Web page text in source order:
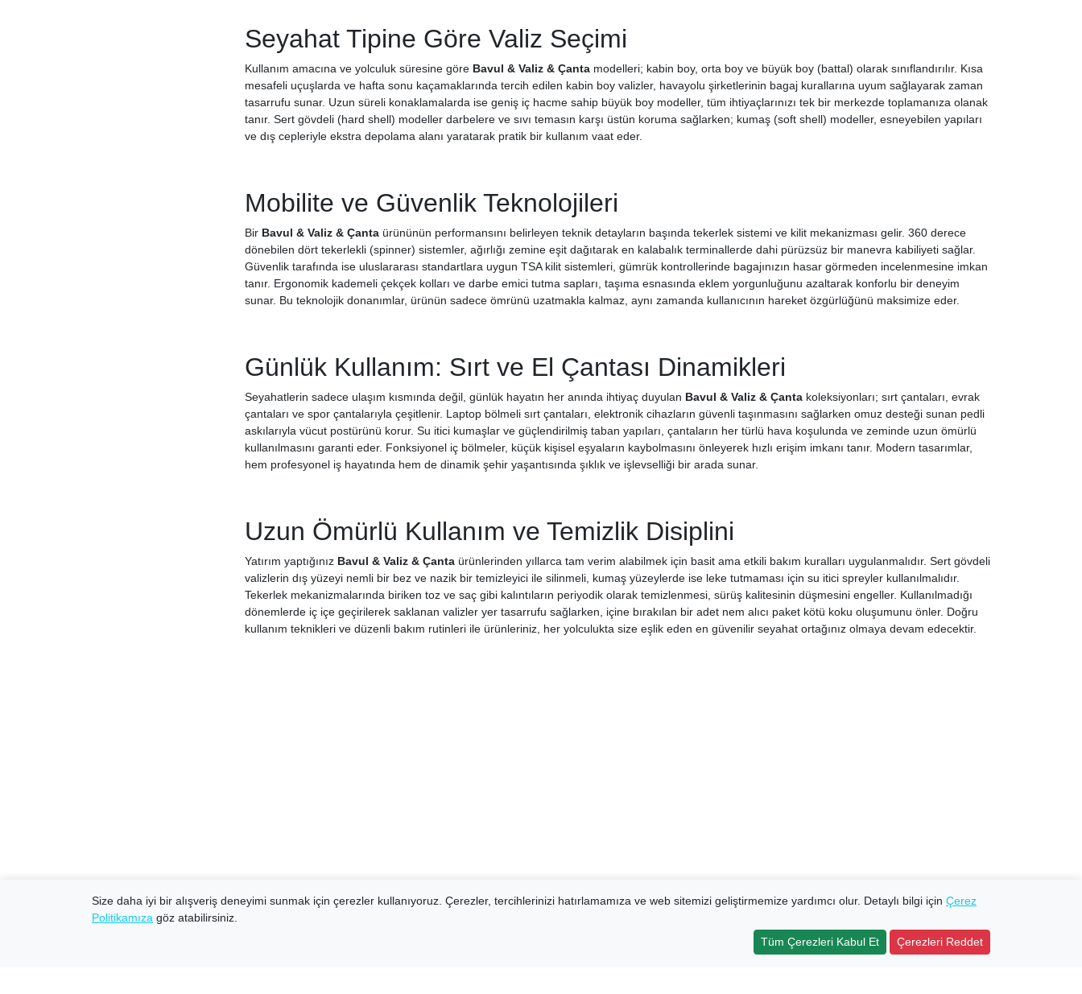
Seyahat Tipine Göre Valiz Seçimi
Kullanım amacına ve yolculuk süresine göre Bavul & Valiz & Çanta modelleri; kabin boy, orta boy ve büyük boy (battal) olarak sınıflandırılır. Kısa
mesafeli uçuşlarda ve hafta sonu kaçamaklarında tercih edilen kabin boy valizler, havayolu şirketlerinin bagaj kurallarına uyum sağlayarak zaman
tasarrufu sunar. Uzun süreli konaklamalarda ise geniş iç hacme sahip büyük boy modeller, tüm ihtiyaçlarınızı tek bir merkezde toplamanıza olanak
tanır. Sert gövdeli (hard shell) modeller darbelere ve sıvı temasın karşı üstün koruma sağlarken; kumaş (soft shell) modeller, esneyebilen yapıları
ve dış cepleriyle ekstra depolama alanı yaratarak pratik bir kullanım vaat eder.
Mobilite ve Güvenlik Teknolojileri
Bir Bavul & Valiz & Çanta ürününün performansını belirleyen teknik detayların başında tekerlek sistemi ve kilit mekanizması gelir. 360 derece
dönebilen dört tekerlekli (spinner) sistemler, ağırlığı zemine eşit dağıtarak en kalabalık terminallerde dahi pürüzsüz bir manevra kabiliyeti sağlar.
Güvenlik tarafında ise uluslararası standartlara uygun TSA kilit sistemleri, gümrük kontrollerinde bagajınızın hasar görmeden incelenmesine imkan
tanır. Ergonomik kademeli çekçek kolları ve darbe emici tutma sapları, taşıma esnasında eklem yorgunluğunu azaltarak konforlu bir deneyim
sunar. Bu teknolojik donanımlar, ürünün sadece ömrünü uzatmakla kalmaz, aynı zamanda kullanıcının hareket özgürlüğünü maksimize eder.
Günlük Kullanım: Sırt ve El Çantası Dinamikleri
Seyahatlerin sadece ulaşım kısmında değil, günlük hayatın her anında ihtiyaç duyulan Bavul & Valiz & Çanta koleksiyonları; sırt çantaları, evrak
çantaları ve spor çantalarıyla çeşitlenir. Laptop bölmeli sırt çantaları, elektronik cihazların güvenli taşınmasını sağlarken omuz desteği sunan pedli
askılarıyla vücut postürünü korur. Su itici kumaşlar ve güçlendirilmiş taban yapıları, çantaların her türlü hava koşulunda ve zeminde uzun ömürlü
kullanılmasını garanti eder. Fonksiyonel iç bölmeler, küçük kişisel eşyaların kaybolmasını önleyerek hızlı erişim imkanı tanır. Modern tasarımlar,
hem profesyonel iş hayatında hem de dinamik şehir yaşantısında şıklık ve işlevselliği bir arada sunar.
Uzun Ömürlü Kullanım ve Temizlik Disiplini
Yatırım yaptığınız Bavul & Valiz & Çanta ürünlerinden yıllarca tam verim alabilmek için basit ama etkili bakım kuralları uygulanmalıdır. Sert gövdeli
valizlerin dış yüzeyi nemli bir bez ve nazik bir temizleyici ile silinmeli, kumaş yüzeylerde ise leke tutmaması için su itici spreyler kullanılmalıdır.
Tekerlek mekanizmalarında biriken toz ve saç gibi kalıntıların periyodik olarak temizlenmesi, sürüş kalitesinin düşmesini engeller. Kullanılmadığı
dönemlerde iç içe geçirilerek saklanan valizler yer tasarrufu sağlarken, içine bırakılan bir adet nem alıcı paket kötü koku oluşumunu önler. Doğru
kullanım teknikleri ve düzenli bakım rutinleri ile ürünleriniz, her yolculukta size eşlik eden en güvenilir seyahat ortağınız olmaya devam edecektir.
Size daha iyi bir alışveriş deneyimi sunmak için çerezler kullanıyoruz. Çerezler, tercihlerinizi hatırlamamıza ve web sitemizi geliştirmemize yardımcı olur. Detaylı bilgi için Çerez
Politikamıza göz atabilirsiniz.
Tüm Çerezleri Kabul Et
Çerezleri Reddet